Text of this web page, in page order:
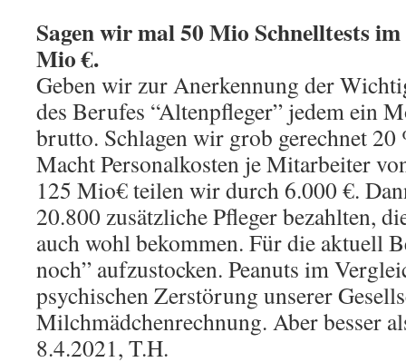
Sagen wir mal 50 Mio Schnelltests
Mio €.
Geben wir zur Anerkennung der
des Berufes “Altenpfleger” jedem ein
brutto. Schlagen wir grob gerechnet
Macht Personalkosten je Mitarbeiter
125 Mio€ teilen wir durch 6.000 €.
20.800 zusätzliche Pfleger bezahlten,
auch wohl bekommen. Für die aktuell
noch” aufzustocken. Peanuts im
psychischen Zerstörung unserer
Milchmädchenrechnung. Aber besser
8.4.2021, T.H.